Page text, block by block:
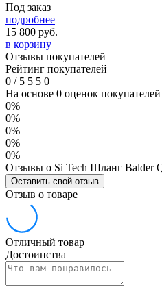
Под заказ
подробнее
15 800 руб.
в корзину
Отзывы покупателей
Рейтинг покупателей
0 /5 5 5 0
На основе 0 оценок покупателей
0%
0%
0%
0%
0%
Отзывы о Si Tech Шланг Balder
Оставить свой отзыв
Отзыв о товаре
Отличный товар
Достоинства